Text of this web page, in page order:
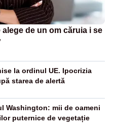
de un om căruia i se
la ordinul UE. Ipocrizia
starea de alertă
Washington: mii de oameni
puternice de vegetație